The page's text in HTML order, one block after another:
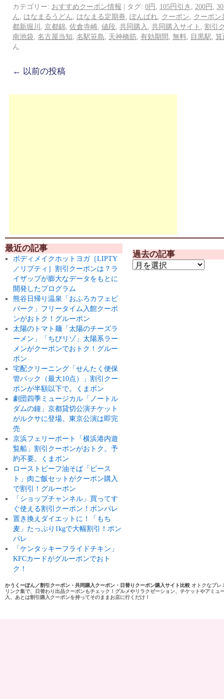
カテゴリー: おすすめクーポン情報 | タグ: 0円 105円引き 200円
ん
はなまるうどん はなまる定期券 ぽんぱれ クーポン
クーポン
都新堀川
京都錦 佐倉寺崎 値段 共同購入 共同購入サイト
割引
南池袋 名古屋当知 名駅笹島 天神橋筋 有効期間 無料 目黒駅 箕
ん
← 以前の投稿
最近の記事
ボディメイクホットヨガ［LIPTY
／リプティ］割引クーポンは？ラ
イザップが膨大なデータをもとに
開発したプログラム
熊谷日帰り温泉「おふろカフェビ
バーク」フリータイム入館クーポ
ンがおトク！グルーポン
太陽のトマト麺「太陽のチーズラ
ーメン」「ちびリゾ」太陽系ラー
メンがクーポンでおトク！グルー
ポン
宅配クリーニング「せんたく便保
管パック（最大10点）」割引クー
ポンが半額以下で。くまポン
劇団四季ミュージカル「ノートル
ダムの鐘」京都貸切公演チケット
がルクサに登場。東京公演は即完
売
京浜フェリーボート「横浜港内遊
覧船」割引クーポンがおトク。予
約不要。くまポン
ローストビーフ油そば「ビース
ト」肉ご飯セットがクーポン購入
で割引！グルーポン
「ショップチャンネル」買ってす
ぐ使える割引クーポン！ポンパレ
置き換えダイエットに！「もち
麦」たっぷり1kgで大幅割引！ポン
パレ
「ケンタッキーフライドチキン」
KFCカードがグルーポンでおト
ク！
過去の記事
かうくーぽん／割引クーポン・共同購入クーポン・日替りクーポン購入サイト比較 オトクなプレ
リンク集で、日替わり出品クーポンもチェック！グルメやリラクゼーション、チケットやアミ
入、あとは割引購入クーポンを持ってそのままお店に行くだけ！